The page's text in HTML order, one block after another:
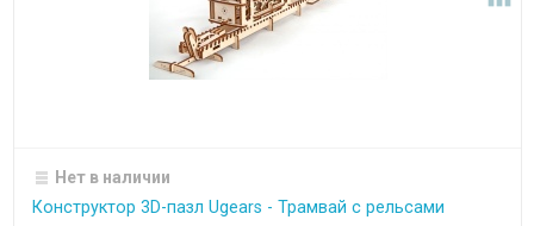
Нет в наличии
Конструктор 3D-пазл Ugears - Трамвай с рельсами